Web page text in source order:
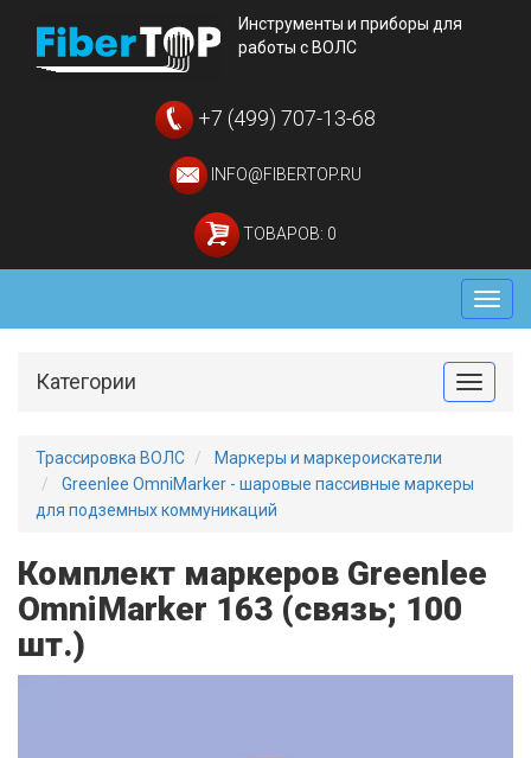
Инструменты и приборы для
работы с ВОЛС
+7 (499) 707-13-68
INFO@FIBERTOP.RU
ТОВАРОВ: 0
Меню
Toggle
Категории
Трассировка ВОЛС
Маркеры и маркероискатели
Greenlee OmniMarker - шаровые пассивные маркеры
для подземных коммуникаций
Комплект маркеров Greenlee
OmniMarker 163 (связь; 100
шт.)